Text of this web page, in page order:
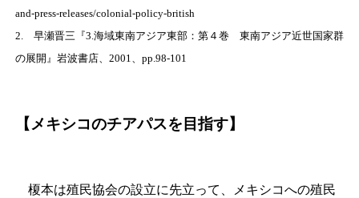
and-press-releases/colonial-policy-british
2. 早瀬晋三『3.海域東南アジア東部：第４巻 東南アジア近世国家群
の展開』岩波書店、2001、pp.98-101
【メキシコのチアパスを目指す】
榎本は殖民協会の設立に先立って、メキシコへの殖民